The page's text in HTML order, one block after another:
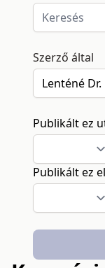
Szerző által
Publikált ez
Publikált ez